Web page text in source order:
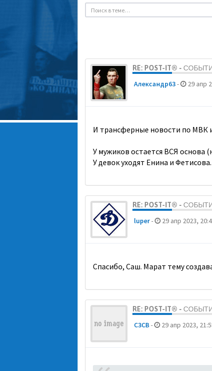
RE: POST-IT® -
Александр63- 29 апр
И трансферные новости по МВК
У мужиков остается ВСЯ основа
У девок уходят Енина и Фетисова.
RE: POST-IT® -
luper- 29 апр 2023,
Спасибо, Саш. Марат тему
RE: POST-IT® -
C3CB- 29 апр 2023,